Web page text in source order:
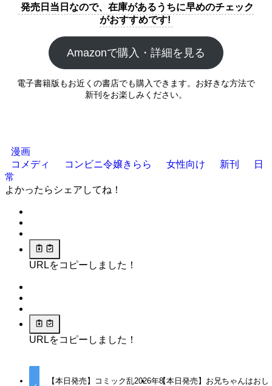
発売日当日なので、在庫があるうちに早めのチェック
がおすすめです!
Amazonで購入・詳細を見る
電子書籍版もお近くの書店でも購入できます。お好きな方法で
新刊をお楽しみください。
漫画
コメディ
コンビニ令嬢きらら 女性向け 新刊
日
常
よかったらシェアしてね！
URLをコピーしました！
URLをコピーしました！
【本日発売】コミック乱2026年8【本日発売】お兄ちゃんはおし